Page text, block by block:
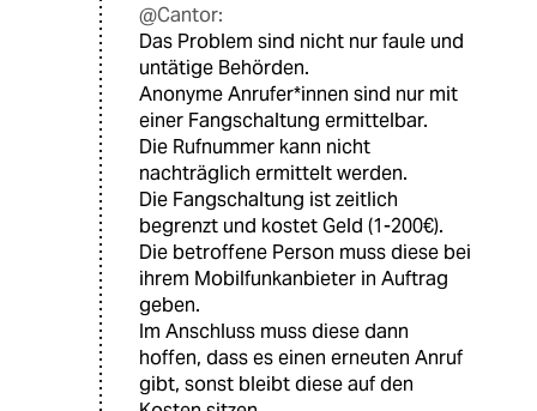
@Cantor:
Das Problem sind nicht nur faule und
untätige Behörden.
Anonyme Anrufer*innen sind nur mit
einer Fangschaltung ermittelbar.
Die Rufnummer kann nicht
nachträglich ermittelt werden.
Die Fangschaltung ist zeitlich
begrenzt und kostet Geld (1-200€).
Die betroffene Person muss diese bei
ihrem Mobilfunkanbieter in Auftrag
geben.
Im Anschluss muss diese dann
hoffen, dass es einen erneuten Anruf
gibt, sonst bleibt diese auf den